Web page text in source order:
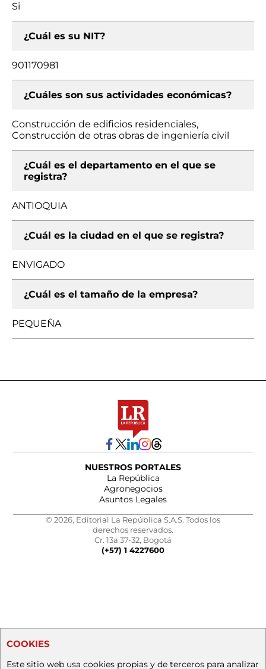
Si
¿Cuál es su NIT?
901170981
¿Cuáles son sus actividades económicas?
Construcción de edificios residenciales,
Construcción de otras obras de ingeniería civil
¿Cuál es el departamento en el que se
registra?
ANTIOQUIA
¿Cuál es la ciudad en el que se registra?
ENVIGADO
¿Cuál es el tamaño de la empresa?
PEQUEÑA
NUESTROS PORTALES
La República
Agronegocios
Asuntos Legales
© 2026, Editorial La República S.A.S. Todos los
derechos reservados.
Cr. 13a 37-32, Bogotá
(+57) 1 4227600
COOKIES
Este sitio web usa cookies propias y de terceros para analizar